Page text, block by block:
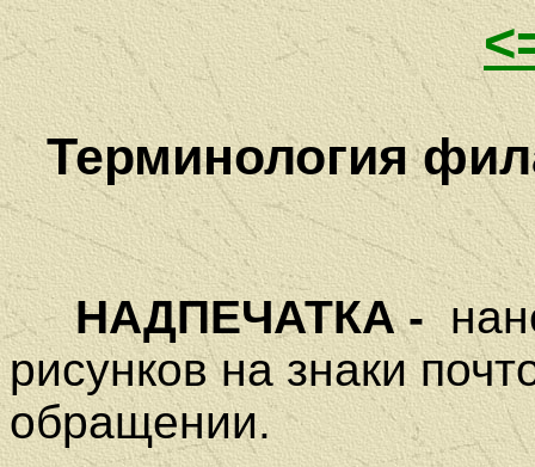
Терминология
НАДПЕЧАТКА -
рисунков на знаки
обращении.